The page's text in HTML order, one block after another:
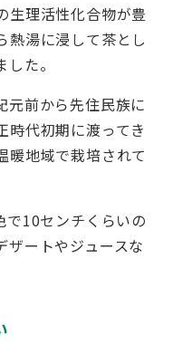
生理活性化合物が豊
熱湯に浸して茶とし
た。
元前から先住民族に
時代初期に渡ってき
暖地域で栽培されて
で10センチくらいの
ザートやジュースな